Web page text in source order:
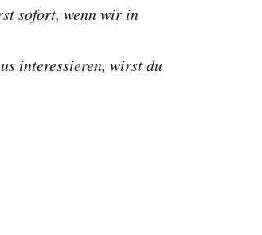
sofort, wenn wir in
interessieren, wirst du